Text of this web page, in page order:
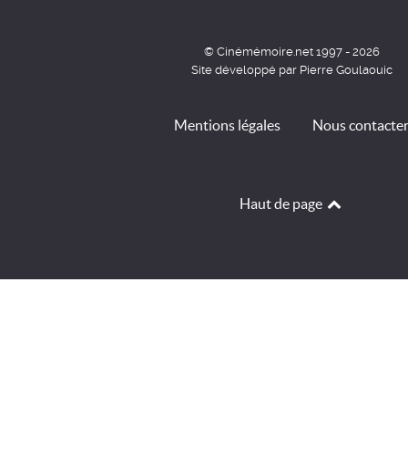
© Cinémémoire.net 1997 - 2026
Site développé par Pierre Goulaouic
Mentions légales Nous contacter
Haut de page